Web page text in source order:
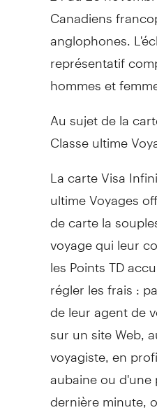
Canadiens
anglophones.
représentatif
hommes et
Au sujet de la
Classe ultime
La carte Visa
ultime Voyages
de carte la
voyage qui leur
les Points TD
régler les frais :
de leur agent de
sur un site Web,
voyagiste, en
aubaine ou
dernière minute,